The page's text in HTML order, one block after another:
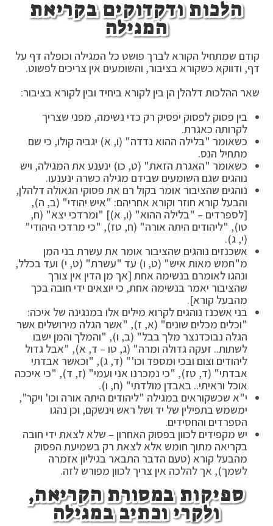
הלכות ודקדוקים בקריאת
המגילה
קודם שמתחיל הקורא לברך פושט כל המגילה וכופלה דף על
דף, ודווקא כשקורא בציבור, והשומעים אין צריכים לפשוט.
שאר ההלכות דלהלן הן בין לקורא ביחיד ובין לקורא בציבור:
בין פסוק לפסוק יפסיק רק כדי נשימה, מפני שצריך
לקרותה כאגרת.
כשאומר "בלילה ההוא נדדה" (ו, א) יגביה קולו, כי שם
מתחיל הנס.
כשאומר "האגרת הזאת" (ט, כו) ינענע את המגילה, ויש
נוהגים שגם השומעים שבידם מגילה כשרה ינענעו.
נוהגים שהציבור אומר בקול רם את פסוקי הגאולה דלהלן,
והבעל קורא חוזר וקורא אחריהם: "איש יהודי" (ב, ה),
[לספרדים – "בלילה ההוא" (ו, א)] "ומרדכי יצא" (ח,
טו), "ליהודים היתה אורה" (ח, טז), "כי מרדכי היהודי"
(י, ג).
אשכנזים נוהגים שהציבור אומר את עשרת בני המן
מ"חמש מאות איש" (ט, ו) עד "עשרת" (ט, י) ועד בכלל,
ונהגו לאומרם בנשימה אחת [אך מן הדין אין צורך
שהציבור יאמר בנשימה אחת, כי יוצאים ידי חובה בכך
מהבעל קורא].
בני אשכנז נוהגים לקרוא מילים אלו במנגינה של איכה:
"וכלים מכלים שונים" (א, ז), "אשר הגלה מירושלים אשר
הגלה נבוכדנצר מלך בבל" (ב, ו), "והמלך והמן ישבו
לשתות.. זעקה גדולה ומרה" (ג, טו – ד, א), "אבל גדול
ליהודים וצום ובכי ומספד וכו'" (ד, ג), "וכאשר אבדתי
אבדתי" (ד, טז), "כי נמכרנו אני ועמי" (ז, ד), "כי איככה
אוכל וראיתי.. באבדן מולדתי" (ח, ו).
י"א שכשקוראים במגילה "ליהודים היתה אורה וכו' ויקר",
ימשמש בתפילין של יד ושל ראש וינשקם, וכן נהגו
הספרדים והחסידים.
יש מקפידים לכוון בפסוק האחרון – שלא לצאת ידי חובה
בקריאה מתוך חומש אלא לצאת רק בשמיעת הפסוק
מהבעל קורא (טעם הדבר התבאר בגיליון אזמרה
לשמך), אך להלכה אין צריך לכוון מפורש לזה.
ספיקות במסורת הקריאה,
ולקרי וכתיב במגילה